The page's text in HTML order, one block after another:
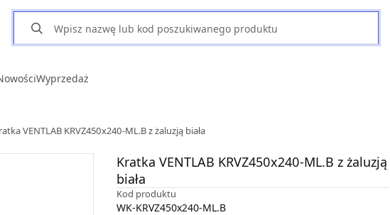
Wyprzedaż
VENTLAB KRVZ450x240-ML.B z żaluzją biała
Kratka VENTLAB KRVZ450x240-ML.B z żaluzją
biała
Kod produktu
WK-KRVZ450x240-ML.B